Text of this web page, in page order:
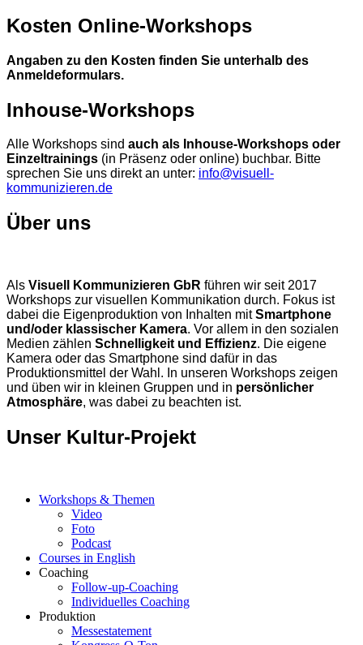
Kosten Online-Workshops
Angaben zu den Kosten finden Sie unterhalb des
Anmeldeformulars.
Inhouse-Workshops
Alle Workshops sind auch als Inhouse-Workshops oder
Einzeltrainings (in Präsenz oder online) buchbar. Bitte
sprechen Sie uns direkt an unter: info@visuell-
kommunizieren.de
Über uns
Als Visuell Kommunizieren GbR führen wir seit 2017
Workshops zur visuellen Kommunikation durch. Fokus ist
dabei die Eigenproduktion von Inhalten mitSmartphone
und/oder klassischer Kamera. Vor allem in den sozialen
Medien zählen Schnelligkeit und Effizienz. Die eigene
Kamera oder das Smartphone sind dafür in das
Produktionsmittel der Wahl. In unseren Workshops zeigen
und üben wir in kleinen Gruppen und in persönlicher
Atmosphäre, was dabei zu beachten ist.
Unser Kultur-Projekt
Workshops & Themen
Video
Foto
Podcast
Courses in English
Coaching
Follow-up-Coaching
Individuelles Coaching
Produktion
Messestatement